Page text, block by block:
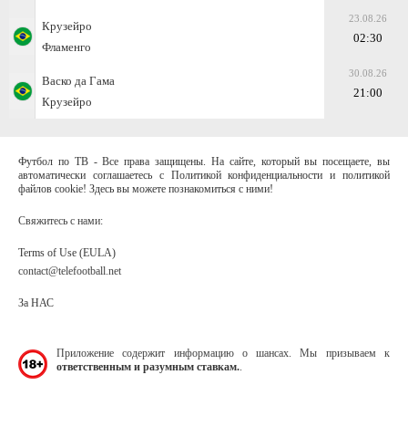
Крузейро
Фламенго
23.08.26
02:30
Васко да Гама
Крузейро
30.08.26
21:00
Футбол по ТВ - Все права защищены. На сайте, который вы посещаете, вы
автоматически соглашаетесь с Политикой конфиденциальности и политикой
файлов cookie! Здесь вы можете познакомиться с ними!
Свяжитесь с нами:
Terms of Use (EULA)
contact@telefootball.net
За НАС
Приложение содержит информацию о шансах. Мы призываем к
ответственным и разумным ставкам.